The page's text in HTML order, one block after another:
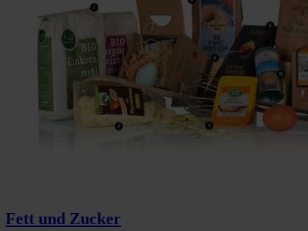
Fett und Zucker